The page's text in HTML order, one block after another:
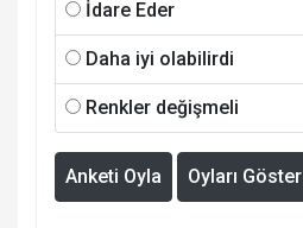
İdare Eder
Daha iyi olabilirdi
Renkler değişmeli
Anketi Oyla Oyları Göster